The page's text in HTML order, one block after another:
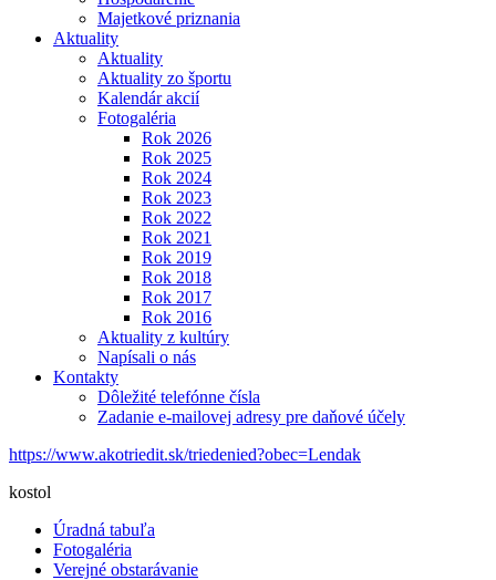
Majetkové priznania
Aktuality
Aktuality
Aktuality zo športu
Kalendár akcií
Fotogaléria
Rok 2026
Rok 2025
Rok 2024
Rok 2023
Rok 2022
Rok 2021
Rok 2019
Rok 2018
Rok 2017
Rok 2016
Aktuality z kultúry
Napísali o nás
Kontakty
Dôležité telefónne čísla
Zadanie e-mailovej adresy pre daňové účely
https://www.akotriedit.sk/triedenied?obec=Lendak
kostol
Úradná tabuľa
Fotogaléria
Verejné obstarávanie